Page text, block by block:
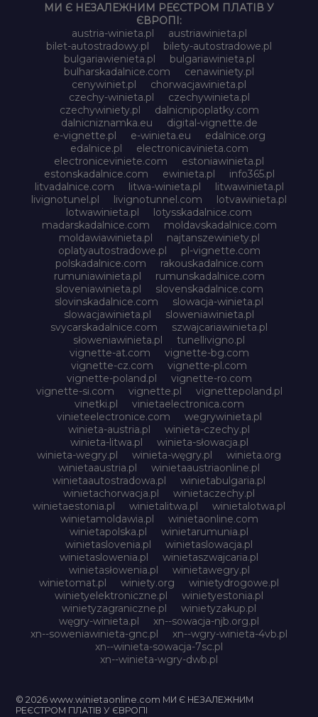
МИ Є НЕЗАЛЕЖНИМ РЕЄСТРОМ ПЛАТІВ У
ЄВРОПІ:
austria-winieta.pl
austriawinieta.pl
bilet-autostradowy.pl
bilety-autostradowe.pl
bulgariawienieta.pl
bulgariawinieta.pl
bulharskadalnice.com
cenawiniety.pl
cenywiniet.pl
chorwacjawinieta.pl
czechy-winieta.pl
czechywinieta.pl
czechywiniety.pl
dalnicnipoplatky.com
dalnicniznamka.eu
digital-vignette.de
e-vignette.pl
e-winieta.eu
edalnice.org
edalnice.pl
electronicavinieta.com
electroniceviniete.com
estoniawinieta.pl
estonskadalnice.com
ewinieta.pl
info365.pl
litvadalnice.com
litwa-winieta.pl
litwawinieta.pl
livignotunel.pl
livignotunnel.com
lotvawinieta.pl
lotwawinieta.pl
lotysskadalnice.com
madarskadalnice.com
moldavskadalnice.com
moldawiawinieta.pl
najtanszewiniety.pl
oplatyautostradowe.pl
pl-vignette.com
polskadalnice.com
rakouskadalnice.com
rumuniawinieta.pl
rumunskadalnice.com
sloveniawinieta.pl
slovenskadalnice.com
slovinskadalnice.com
slowacja-winieta.pl
slowacjawinieta.pl
sloweniawinieta.pl
svycarskadalnice.com
szwajcariawinieta.pl
słoweniawinieta.pl
tunellivigno.pl
vignette-at.com
vignette-bg.com
vignette-cz.com
vignette-pl.com
vignette-poland.pl
vignette-ro.com
vignette-si.com
vignette.pl
vignettepoland.pl
vinetki.pl
vinietaelectronica.com
vinieteelectronice.com
wegrywinieta.pl
winieta-austria.pl
winieta-czechy.pl
winieta-litwa.pl
winieta-słowacja.pl
winieta-wegry.pl
winieta-węgry.pl
winieta.org
winietaaustria.pl
winietaaustriaonline.pl
winietaautostradowa.pl
winietabulgaria.pl
winietachorwacja.pl
winietaczechy.pl
winietaestonia.pl
winietalitwa.pl
winietalotwa.pl
winietamoldawia.pl
winietaonline.com
winietapolska.pl
winietarumunia.pl
winietaslovenia.pl
winietaslowacja.pl
winietaslowenia.pl
winietaszwajcaria.pl
winietasłowenia.pl
winietawegry.pl
winietomat.pl
winiety.org
winietydrogowe.pl
winietyelektroniczne.pl
winietyestonia.pl
winietyzagraniczne.pl
winietyzakup.pl
węgry-winieta.pl
xn--sowacja-njb.org.pl
xn--soweniawinieta-gnc.pl
xn--wgry-winieta-4vb.pl
xn--winieta-sowacja-7sc.pl
xn--winieta-wgry-dwb.pl
© 2026 www.winietaonline.com МИ Є НЕЗАЛЕЖНИМ
РЕЄСТРОМ ПЛАТІВ У ЄВРОПІ